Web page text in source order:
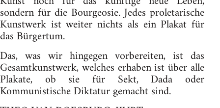
sondern für die Bourgeosie. Jedes proletarische
Kunstwerk ist weiter nichts als ein Plakat für
das Bürgertum.
Das, was wir hingegen vorbereiten, ist das
Gesamtkunstwerk, welches erhaben ist über alle
Plakate, ob sie für Sekt, Dada oder
Kommunistische Diktatur gemacht sind.